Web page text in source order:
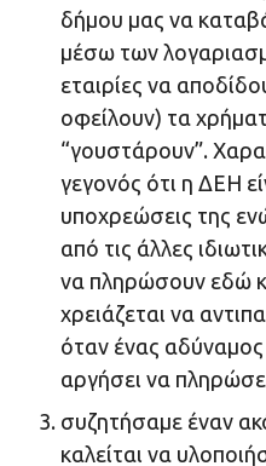
δήμου μας να
μέσω των
εταιρίες να
οφείλουν) τα
“γουστάρουν”.
γεγονός ότι η ΔΕΗ
υποχρεώσεις της
από τις άλλες
να πληρώσουν εδώ
χρειάζεται να
όταν ένας
αργήσει να
συζητήσαμε έναν
καλείται να